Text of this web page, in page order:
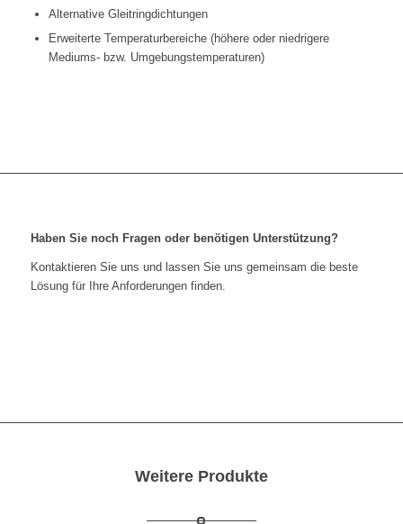
Alternative Gleitringdichtungen
Erweiterte Temperaturbereiche (höhere oder niedrigere
Mediums- bzw. Umgebungstemperaturen)
Haben Sie noch Fragen oder benötigen Unterstützung?
Kontaktieren Sie uns und lassen Sie uns gemeinsam die beste
Lösung für Ihre Anforderungen finden.
Weitere Produkte